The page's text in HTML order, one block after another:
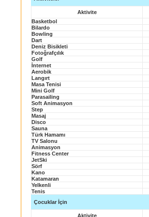
Aktivite
Basketbol
Bilardo
Bowling
Dart
Deniz Bisikleti
Fotoğrafçılık
Golf
İnternet
Aerobik
Langırt
Masa Tenisi
Mini Golf
Parasailing
Soft Animasyon
Step
Masaj
Disco
Sauna
Türk Hamamı
TV Salonu
Animasyon
Fitness Center
JetSki
Sörf
Kano
Katamaran
Yelkenli
Tenis
Çocuklar İçin
Aktivite